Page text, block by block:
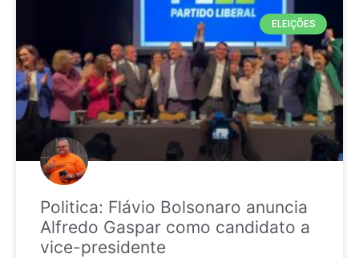
ELEIÇÕES
Politica: Flávio Bolsonaro anuncia
Alfredo Gaspar como candidato a
vice-presidente